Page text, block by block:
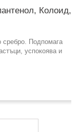
Колоид,
сребро. Подпомага
успокоява и